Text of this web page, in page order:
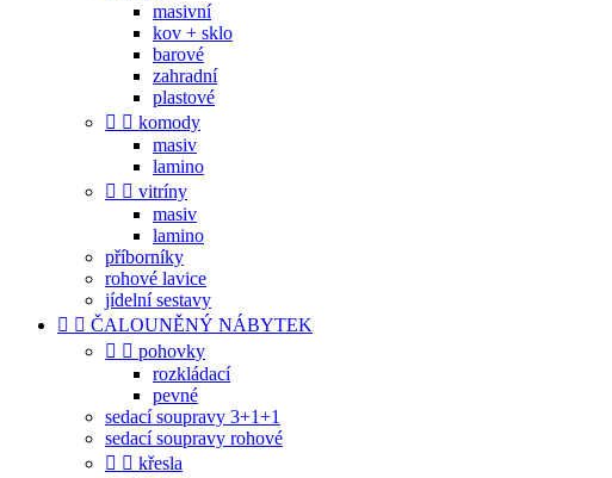
masivní
kov + sklo
barové
zahradní
plastové
  komody
masiv
lamino
  vitríny
masiv
lamino
příborníky
rohové lavice
jídelní sestavy
  ČALOUNĚNÝ NÁBYTEK
  pohovky
rozkládací
pevné
sedací soupravy 3+1+1
sedací soupravy rohové
  křesla